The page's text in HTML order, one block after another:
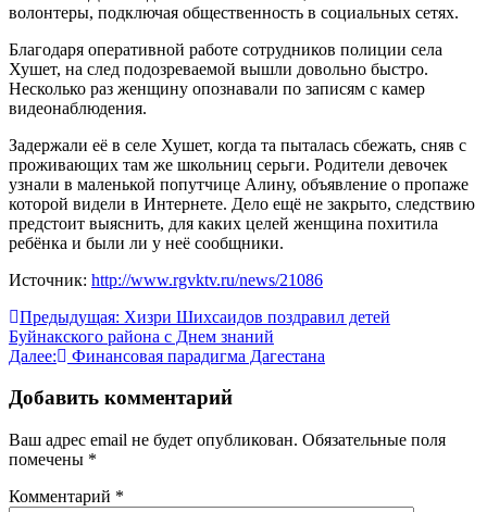
волонтеры, подключая общественность в социальных сетях.
Благодаря оперативной работе сотрудников полиции села
Хушет, на след подозреваемой вышли довольно быстро.
Несколько раз женщину опознавали по записям с камер
видеонаблюдения.
Задержали её в селе Хушет, когда та пыталась сбежать, сняв с
проживающих там же школьниц серьги. Родители девочек
узнали в маленькой попутчице Алину, объявление о пропаже
которой видели в Интернете. Дело ещё не закрыто, следствию
предстоит выяснить, для каких целей женщина похитила
ребёнка и были ли у неё сообщники.
Источник: http://www.rgvktv.ru/news/21086
Навигация
по
Предыдущая: Хизри Шихсаидов поздравил детей
Буйнакского района с Днем знаний
Далее:
Финансовая парадигма Дагестана
Добавить комментарий
Ваш адрес email не будет опубликован. Обязательные поля
помечены *
Комментарий *